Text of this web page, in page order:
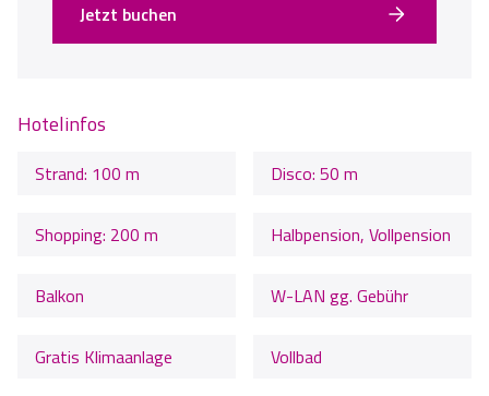
Jetzt buchen
Hotelinfos
Strand: 100 m Disco: 50 m
Shopping: 200 m Halbpension, Vollpension
Balkon W-LAN gg. Gebühr
Gratis Klimaanlage Vollbad